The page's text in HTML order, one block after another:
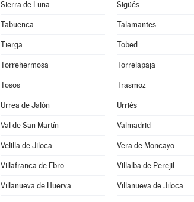
Sierra de Luna Sigüés
Tabuenca Talamantes
Tierga Tobed
Torrehermosa Torrelapaja
Tosos Trasmoz
Urrea de Jalón Urriés
Val de San Martín Valmadrid
Velilla de Jiloca Vera de Moncayo
Villafranca de Ebro Villalba de Perejil
Villanueva de Huerva Villanueva de Jiloca